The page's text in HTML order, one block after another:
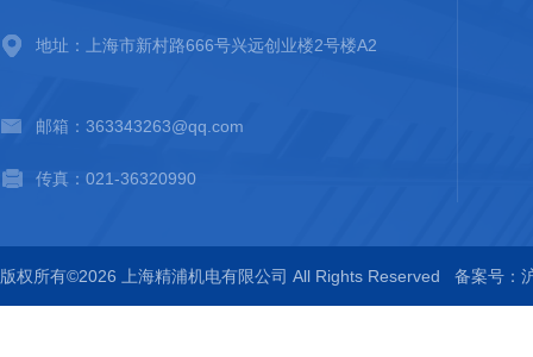
地址：上海市新村路666号兴远创业楼2号楼A2
邮箱：363343263@qq.com
传真：021-36320990
版权所有©2026 上海精浦机电有限公司 All Rights Reserved 备案号：